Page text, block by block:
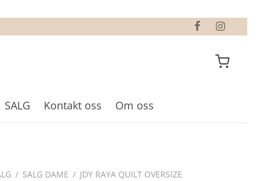
SALG Kontakt oss Om oss
/ SALG DAME / JDY RAYA QUILT OVERSIZE